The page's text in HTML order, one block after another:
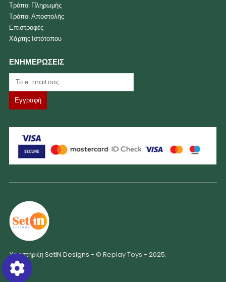
Τρόποι Πληρωμής
Τρόποι Αποστολής
Επιστροφές
Χάρτης Ιστότοπου
ΕΝΗΜΕΡΩΣΕΙΣ
ΥποστήριξηSetIN Designs - © Replay Toys - 2025.